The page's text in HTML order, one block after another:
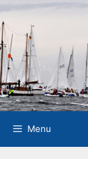
Przejdź
do
treści
Menu